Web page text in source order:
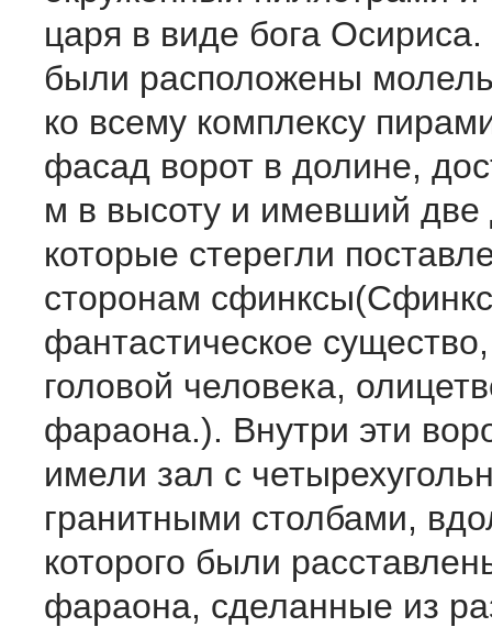
царя в виде бога
были расположены
ко всему комплексу
фасад ворот в долине,
м в высоту и имевший две
которые стерегли
сторонам
фантастическое
головой человека,
фараона.). Внутри эти
имели зал с
гранитными столбами,
которого были
фараона, сделанные из